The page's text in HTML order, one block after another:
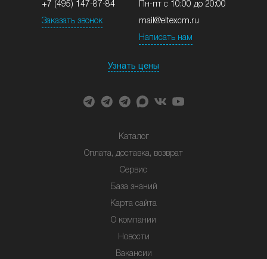
+7 (495) 147-87-84
Заказать звонок
Пн-пт с 10:00 до 20:00
mail@eltexcm.ru
Написать нам
Узнать цены
Каталог
Оплата, доставка, возврат
Сервис
База знаний
Карта сайта
О компании
Новости
Вакансии